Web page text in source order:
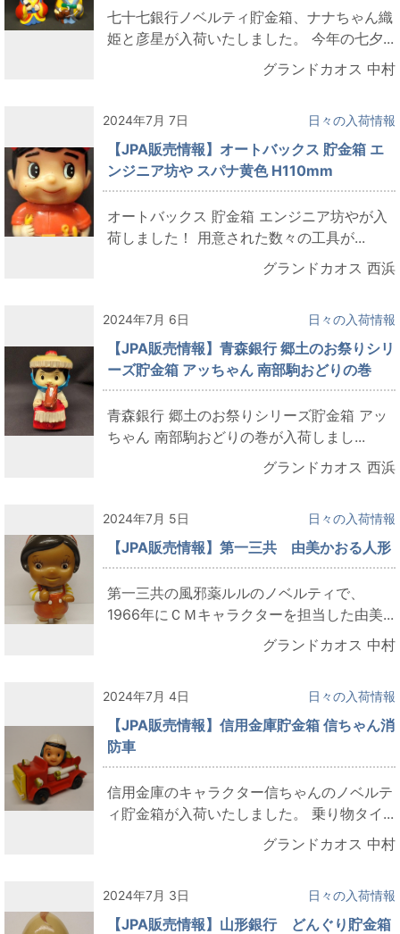
七十七銀行ノベルティ貯金箱、ナナちゃん織
姫と彦星が入荷いたしました。 今年の七夕...
グランドカオス 中村
2024年7月 7日 日々の入荷情報
【JPA販売情報】オートバックス 貯金箱 エ
ンジニア坊や スパナ黄色 H110mm
オートバックス 貯金箱 エンジニア坊やが入
荷しました！ 用意された数々の工具が...
グランドカオス 西浜
2024年7月 6日 日々の入荷情報
【JPA販売情報】青森銀行 郷土のお祭りシリ
ーズ貯金箱 アッちゃん 南部駒おどりの巻
青森銀行 郷土のお祭りシリーズ貯金箱 アッ
ちゃん 南部駒おどりの巻が入荷しまし...
グランドカオス 西浜
2024年7月 5日 日々の入荷情報
【JPA販売情報】第一三共 由美かおる人形
第一三共の風邪薬ルルのノベルティで、
1966年にＣＭキャラクターを担当した由美...
グランドカオス 中村
2024年7月 4日 日々の入荷情報
【JPA販売情報】信用金庫貯金箱 信ちゃん消
防車
信用金庫のキャラクター信ちゃんのノベルテ
ィ貯金箱が入荷いたしました。 乗り物タイ...
グランドカオス 中村
2024年7月 3日 日々の入荷情報
【JPA販売情報】山形銀行 どんぐり貯金箱